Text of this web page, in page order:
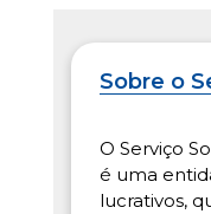
Sobre o
O Serviço
é uma
lucrativos,